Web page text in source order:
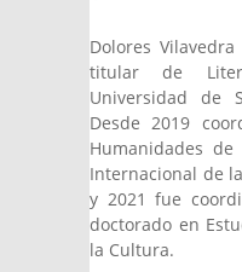
Dolores
titular de
Universidad de
Desde 2019
Humanidades
Internacional de
y 2021 fue
doctorado en
la Cultura.